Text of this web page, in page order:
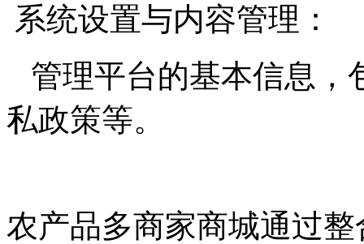
系统设置与内容管理：
管理平台的基本信息，
私政策等。
农产品多商家商城通过